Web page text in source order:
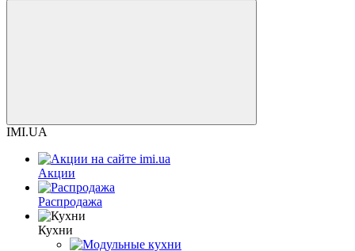
IMI.UA
Акции
Распродажа
Кухни